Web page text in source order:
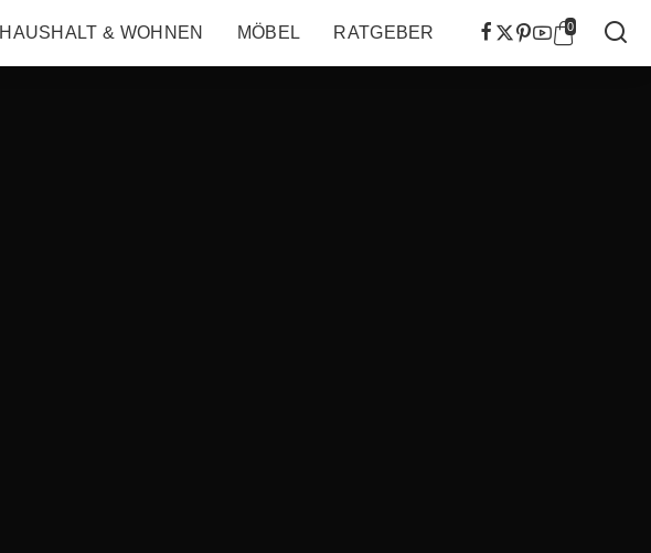
HAUSHALT & WOHNEN MÖBEL RATGEBER 0